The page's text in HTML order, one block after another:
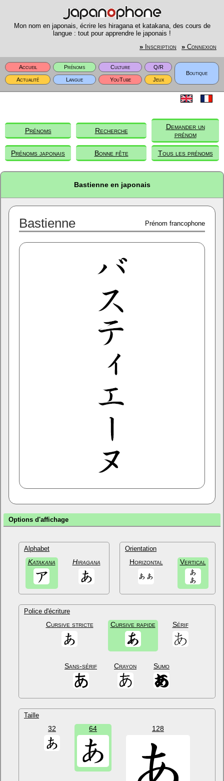
Mon nom en japonais, écrire les hiragana et katakana, des cours de
langue : tout pour apprendre le japonais !
» Inscription » Connexion
Accueil Prénoms Culture
Q/R
Boutique
Actualité
Langue YouTube Jeux
Prénoms Recherche
Demander un
prénom
Prénoms japonais Bonne fête Tous les prénoms
Bastienne en japonais
Bastienne Prénom francophone
Options d'affichage
Alphabet
Katakana Hiragana
Orientation
Horizontal Vertical
Police d'écriture
Cursive stricte Cursive rapide Sérif
Sans-sérif Crayon Sumo
Taille
32 64 128